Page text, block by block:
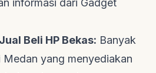
Beli HP Bekas: Banyak
yang menyediakan